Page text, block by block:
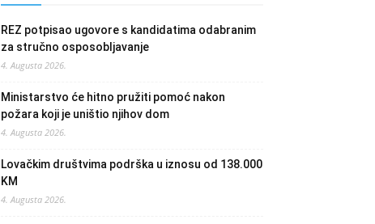
REZ potpisao ugovore s kandidatima odabranim
za stručno osposobljavanje
4. Augusta 2026.
Ministarstvo će hitno pružiti pomoć nakon
požara koji je uništio njihov dom
4. Augusta 2026.
Lovačkim društvima podrška u iznosu od 138.000
KM
4. Augusta 2026.